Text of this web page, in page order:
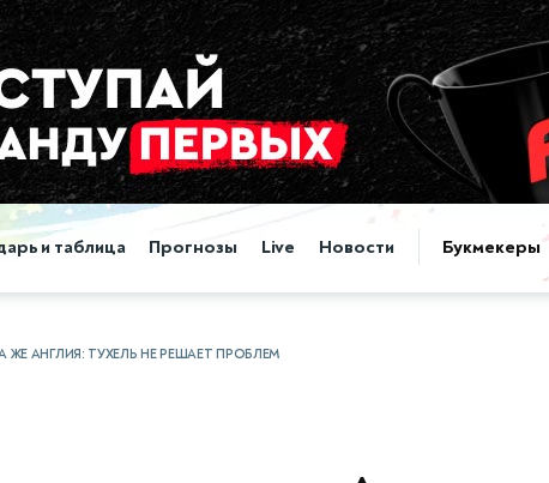
и таблица Прогнозы Live Новости Букмекеры
ЖЕ АНГЛИЯ: ТУХЕЛЬ НЕ РЕШАЕТ ПРОБЛЕМ